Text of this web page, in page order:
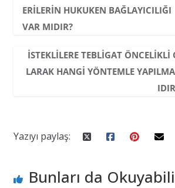
ERILERIN HUKUKEN BAĞLAYICILIĞI
VAR MIDIR?
İSTEKLILERE TEBLIGAT ÖNCELIKLI
LARAK HANGI YÖNTEMLE
Yazıyı paylaş:
Bunları da